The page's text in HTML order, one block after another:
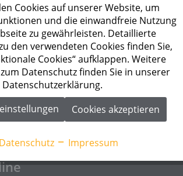
sichtbar.
2003621
Base Set Basisschienenset Breite: 75
mm...mehr
Cookies auf unserer Website, um
und die einwandfreie Nutzung
zu gewährleisten. Detaillierte
den verwendeten Cookies finden Sie,
Cookies“ aufklappen. Weitere
Datenschutz finden Sie in unserer
Datenschutzerklärung.
Cookies akzeptieren
Datenschutz Impressum